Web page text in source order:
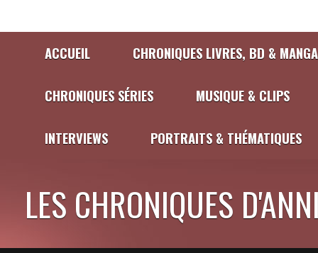
ACCUEIL CHRONIQUES LIVRES, BD &
CHRONIQUES SÉRIES MUSIQUE & CLIPS
INTERVIEWS PORTRAITS & THÉMATIQUES
LES CHRONIQUES